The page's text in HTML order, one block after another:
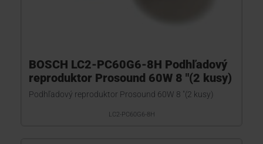
BOSCH LC2-PC60G6-8H Podhľadový
reproduktor Prosound 60W 8 "(2 kusy)
Podhľadový reproduktor Prosound 60W 8 "(2 kusy)
LC2-PC60G6-8H